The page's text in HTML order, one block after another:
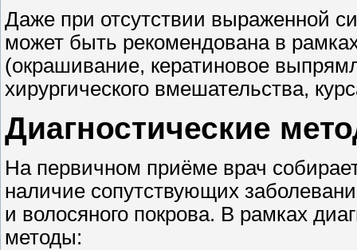
Даже при отсутствии выраженной
может быть рекомендована в
(окрашивание, кератиновое
хирургического вмешательства,
Диагностические
На первичном приёме врач
наличие сопутствующих
и волосяного покрова. В рамках
методы: